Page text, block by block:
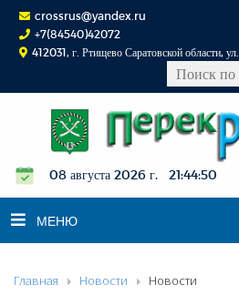
crossrus@yandex.ru
+7(84540)42072
412031, г. Ртищево Саратовской области,
08 августа 2026 г. 21:44:50
МЕНЮ
НОВОСТИ
Главная Новости Новости